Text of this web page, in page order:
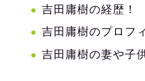
吉田庸樹の経歴！
吉田庸樹のプロフ
吉田庸樹の妻や子